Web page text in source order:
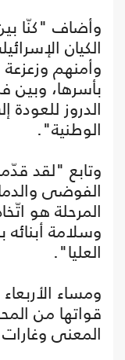
وأضاف "كنّا
الكيان
وأمنهم
بأسرها، وبين
الدروز
الوطنية".
وتابع "لقد
الفوضى
المرحلة هو
وسلامة
العليا".
ومساء
قواتها من
المعنى وغارات